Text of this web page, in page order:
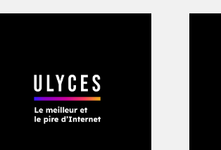
vaut parfois à Xi
de dessin animé est
chinois est bien plus